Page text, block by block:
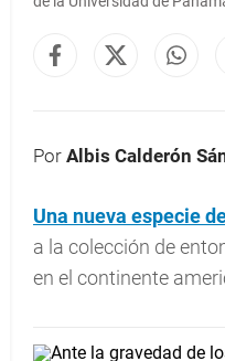
Por Albis Calderón
Una nueva especie
a la colección de
en el continente